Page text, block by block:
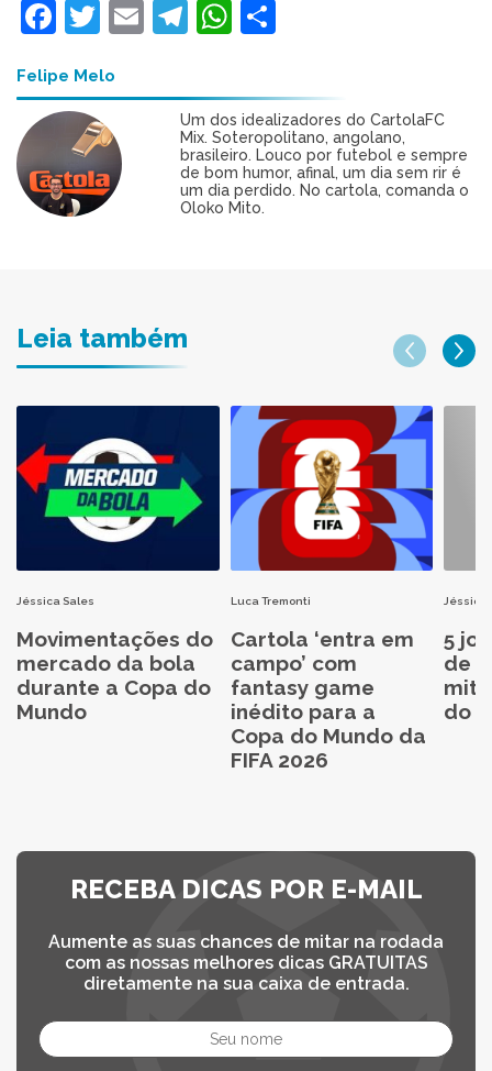
Facebook
Twitter
EmailTelegram
WhatsApp
Felipe Melo
Um dos idealizadores do CartolaFC
Mix. Soteropolitano, angolano,
brasileiro. Louco por futebol e sempre
de bom humor, afinal, um dia sem rir é
um dia perdido. No cartola, comanda o
Oloko Mito.
Leia também
Jéssica Sales
Movimentações do
mercado da bola
durante a Copa do
Mundo
Luca Tremonti
Cartola ‘entra em
campo’ com
fantasy game
inédito para a
Copa do Mundo da
FIFA 2026
Jéssica
5
de
do
RECEBA DICAS POR E-MAIL
Aumente as suas chances de mitar na rodada
com as nossas melhores dicas GRATUITAS
diretamente na sua caixa de entrada.